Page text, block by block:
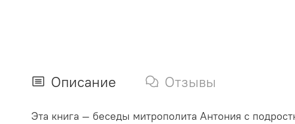
Описание Отзывы
Эта книга — беседы митрополита Антония с